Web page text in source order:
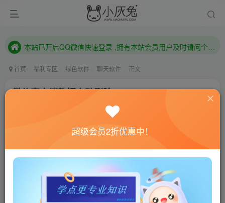
本站已开启QQ微信快速登录 ,拥有本站会员用户及时请问个人中心绑定！
首页 福利专区 绿色软件 聊天软件 正文
微信客户端数据自动删除v2.0
联网教程： 内附教程
单机教程： 内附教程
不懂的话联系客服！！！
超级会员2折优惠中！